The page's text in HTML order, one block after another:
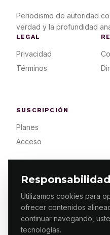
Utilizamos cookies para
ofrecer contenidos
continuar navegando,
tecnologías.
Periodismo de autoridad
verdad y la profundidad
LEGAL
Privacidad
Términos
SUSCRIPCIÓN
Planes
Acceso
© 2026 ES PRIMERA MX.
RESERVADOS / DESIGN